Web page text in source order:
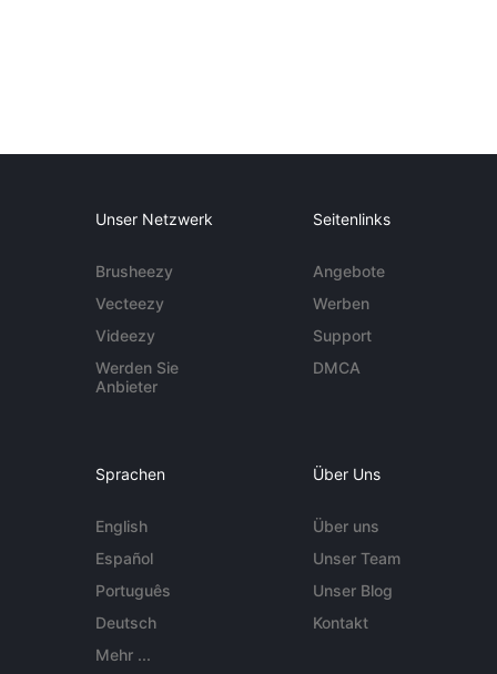
Unser Netzwerk
Brusheezy
Vecteezy
Videezy
Werden Sie
Anbieter
Seitenlinks
Angebote
Werben
Support
DMCA
Sprachen
English
Español
Português
Deutsch
Mehr ...
Über Uns
Über uns
Unser Team
Unser Blog
Kontakt